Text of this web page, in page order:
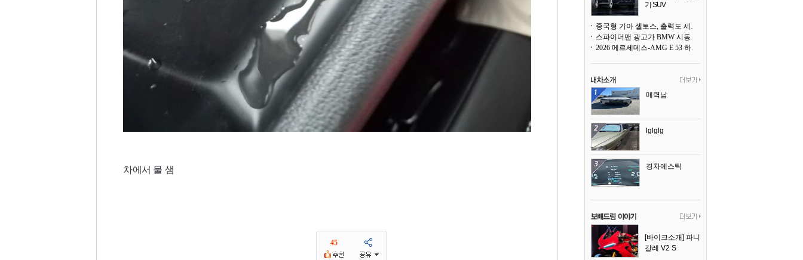
차에서 물 샘
45
기 SUV
중국형 기아 셀토스, 출력도 세지고 27인치 초대형 디스플레이까지
스파이더맨 광고가 BMW 시동화면을 점령하다, 오너들은 불만
2026 메르세데스-AMG E 53 하이브리드 왜건 시승기
매력남
lglglg
경차에스틱
[바이크소개] 파니
갈레 V2 S